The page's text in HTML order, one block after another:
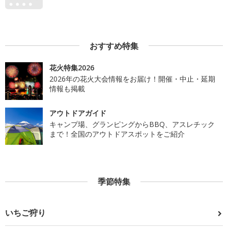
おすすめ特集
花火特集2026
2026年の花火大会情報をお届け！開催・中止・延期
情報も掲載
アウトドアガイド
キャンプ場、グランピングからBBQ、アスレチック
まで！全国のアウトドアスポットをご紹介
季節特集
いちご狩り